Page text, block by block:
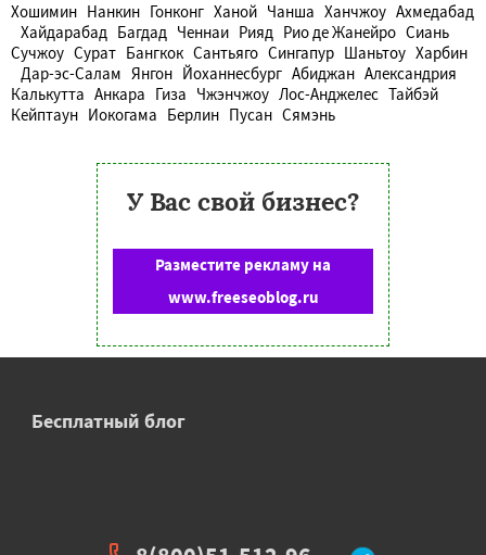
Хошимин Нанкин Гонконг Ханой Чанша Ханчжоу Ахмедабад
Хайдарабад Багдад Ченнаи Рияд Рио де Жанейро Сиань
Сучжоу Сурат Бангкок Сантьяго Сингапур Шаньтоу Харбин
Дар-эс-Салам Янгон Йоханнесбург Абиджан Александрия
Калькутта Анкара Гиза Чжэнчжоу Лос-Анджелес Тайбэй
Кейптаун Иокогама Берлин Пусан Сямэнь
У Вас свой бизнес?
Разместите рекламу на
www.freeseoblog.ru
Бесплатный блог